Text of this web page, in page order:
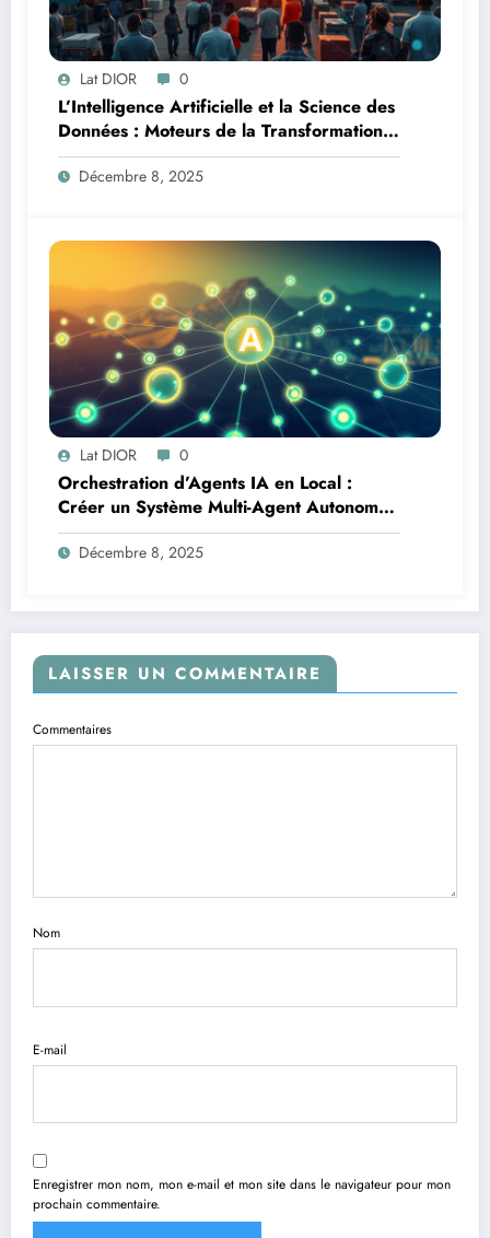
Lat DIOR 0
L’Intelligence Artificielle et la Science des
Données : Moteurs de la Transformation
Logistique et Infrastructures en Afrique
Décembre 8, 2025
Lat DIOR 0
Orchestration d’Agents IA en Local :
Créer un Système Multi-Agent Autonome
avec TinyLlama
Décembre 8, 2025
LAISSER UN COMMENTAIRE
Commentaires
Nom
E-mail
Enregistrer mon nom, mon e-mail et mon site dans le navigateur pour mon
prochain commentaire.